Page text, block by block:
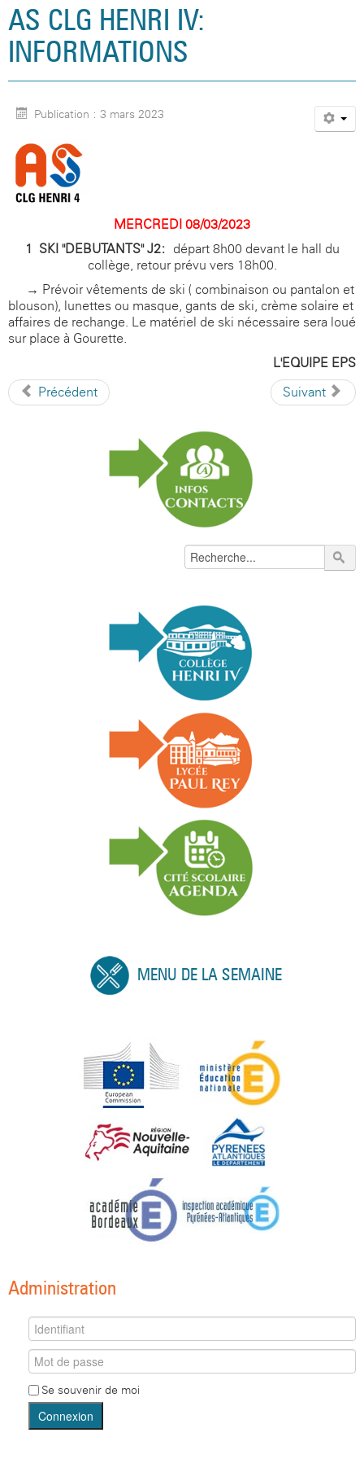
AS CLG HENRI IV:
INFORMATIONS
Publication : 3 mars 2023
MERCREDI 08/03/2023
1- SKI "DEBUTANTS" J2: départ 8h00 devant le hall du
collège, retour prévu vers 18h00.
→ Prévoir vêtements de ski ( combinaison ou pantalon et
blouson), lunettes ou masque, gants de ski, crème solaire et
affaires de rechange. Le matériel de ski nécessaire sera loué
sur place à Gourette.
L'EQUIPE EPS
Précédent
Suivant
MENU DE LA SEMAINE
Administration
Se souvenir de moi
Connexion